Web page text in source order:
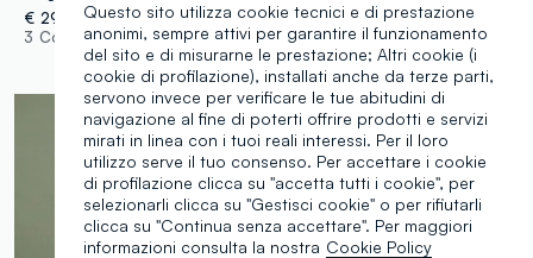
€ 29,95
3 Colori
€ 22,95
2 Colori
Questo sito utilizza cookie tecnici e di prestazione
anonimi, sempre attivi per garantire il funzionamento
del sito e di misurarne le prestazione; Altri cookie (i
cookie di profilazione), installati anche da terze parti,
servono invece per verificare le tue abitudini di
navigazione al fine di poterti offrire prodotti e servizi
mirati in linea con i tuoi reali interessi. Per il loro
utilizzo serve il tuo consenso. Per accettare i cookie
di profilazione clicca su "accetta tutti i cookie", per
selezionarli clicca su "Gestisci cookie" o per rifiutarli
clicca su "Continua senza accettare". Per maggiori
informazioni consulta la nostra Cookie Policy